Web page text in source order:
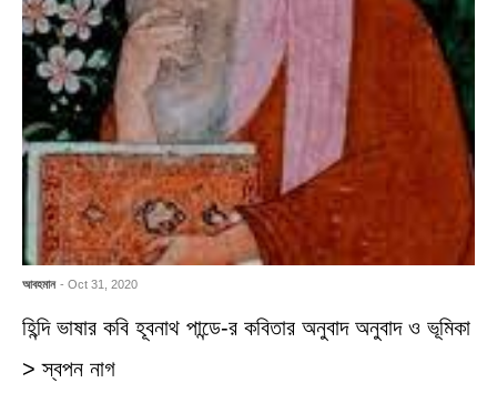
আবহমান - Oct 31, 2020
হিন্দি ভাষার কবি হূবনাথ পান্ডে-র কবিতার অনুবাদ অনুবাদ ও ভূমিকা
> স্বপন নাগ